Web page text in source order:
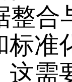
整合
标准
这需